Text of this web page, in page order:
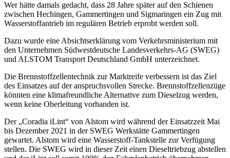
Wer hätte damals gedacht, dass 28 Jahre später auf den Schienen
zwischen Hechingen, Gammertingen und Sigmaringen ein Zug mit
Wasserstoffantrieb im regulären Betrieb erprobt werden soll.
Dazu wurde eine Absichtserklärung vom Verkehrsministerium mit
den Unternehmen Südwestdeutsche Landesverkehrs-AG (SWEG)
und ALSTOM Transport Deutschland GmbH unterzeichnet.
Die Brennstoffzellentechnik zur Marktreife verbessern ist das Ziel
des Einsatzes auf der anspruchsvollen Strecke. Brennstoffzellenzüge
könnten eine klimafreundliche Alternative zum Dieselzug werden,
wenn keine Oberleitung vorhanden ist.
Der „Coradia iLint“ von Alstom wird während der Einsatzzeit Mai
bis Dezember 2021 in der SWEG Werkstätte Gammertingen
gewartet. Alstom wird eine Wasserstoff-Tankstelle zur Verfügung
stellen. Die SWEG wird in dieser Zeit einen Dieseltriebzug abstellen